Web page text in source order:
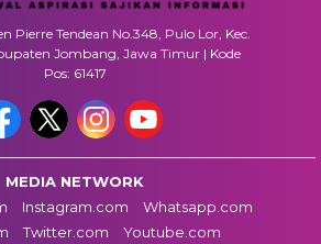
Pierre Tendean No.348, Pulo Lor, Kec.
Jombang, Jawa Timur | Kode
Pos: 61417
MEDIA NETWORK
Instagram.com
Whatsapp.com
Twitter.com Youtube.com